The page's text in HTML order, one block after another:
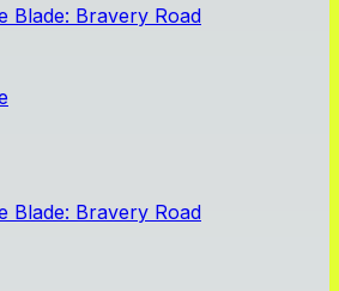
Blade: Bravery Road
Blade: Bravery Road